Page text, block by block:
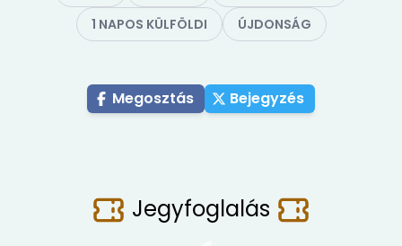
1 NAPOS KÜLFÖLDI
ÚJDONSÁG
Megosztás Bejegyzés
Jegyfoglalás